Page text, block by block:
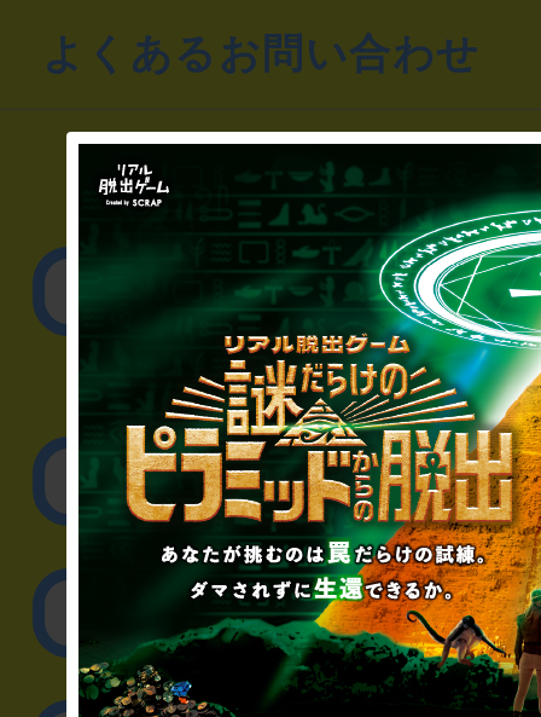
よくあるお問い合わせ
▼一般のお客様
公演内容、チケット
▼企業／法人の方
リアル脱出ゲーム制作
取材に関するお